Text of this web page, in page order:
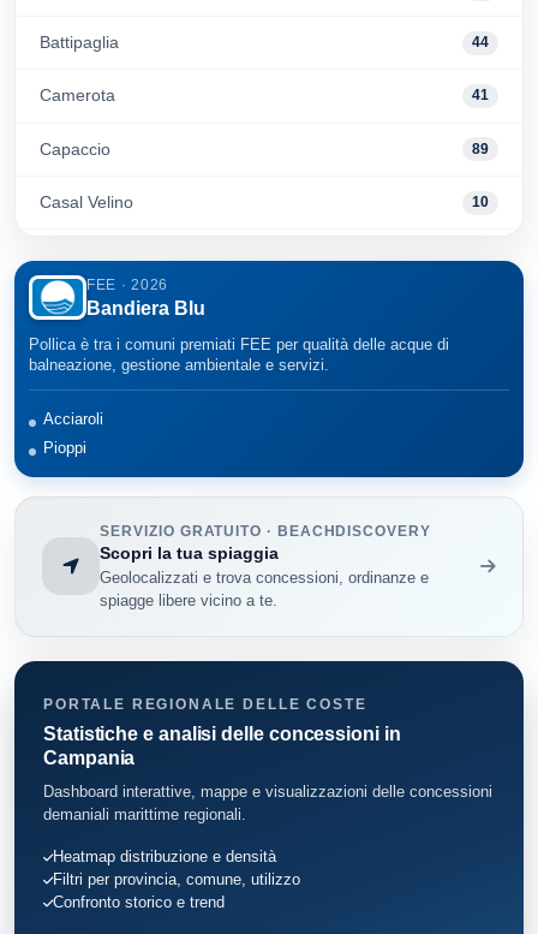
Battipaglia 44
Camerota 41
Capaccio 89
Casal Velino 10
Centola
Cetara
Conca dei Marini
Ispani 10
Montecorice
Pisciotta 22
Positano
FEE · 2026
Bandiera Blu
Pollica è tra i comuni premiati FEE per qualità delle acque di
balneazione, gestione ambientale e servizi.
Acciaroli
Pioppi
SERVIZIO GRATUITO · BEACHDISCOVERY
Scopri la tua spiaggia
Geolocalizzati e trova concessioni, ordinanze e
spiagge libere vicino a te.
PORTALE REGIONALE DELLE COSTE
Statistiche e analisi delle concessioni in
Campania
Dashboard interattive, mappe e visualizzazioni delle concessioni
demaniali marittime regionali.
Heatmap distribuzione e densità
Filtri per provincia, comune, utilizzo
Confronto storico e trend